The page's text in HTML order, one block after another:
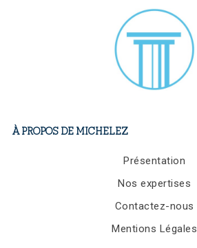
À PROPOS DE MICHELEZ
Présentation
Nos expertises
Contactez-nous
Mentions Légales